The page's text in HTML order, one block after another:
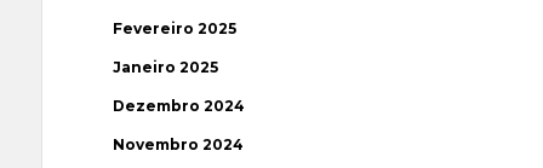
Fevereiro 2025
Janeiro 2025
Dezembro 2024
Novembro 2024